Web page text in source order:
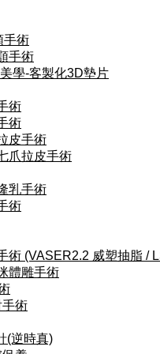
手術
手術
學-客製化3D墊片
術
術
皮手術
爪拉皮手術
乳手術
術
術 (VASER2.2 威塑抽脂 /
體雕手術
術
(逆時真)